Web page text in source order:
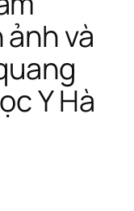
và
Y Hà